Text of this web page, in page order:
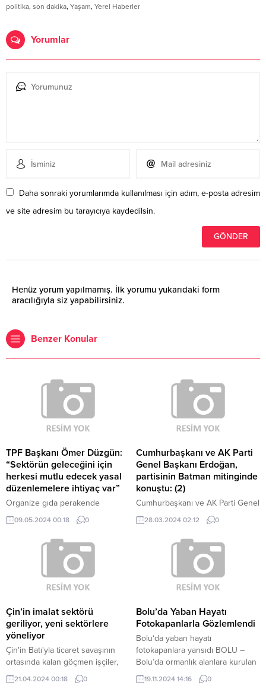
politika, son dakika, Yaşam, Yerel Haberler
Yorumlar
Daha sonraki yorumlarımda kullanılması için adım, e-posta adresim
ve site adresim bu tarayıcıya kaydedilsin.
Henüz yorum yapılmamış. İlk yorumu yukarıdaki form
aracılığıyla siz yapabilirsiniz.
Benzer Konular
TPF Başkanı Ömer Düzgün:
“Sektörün geleceğini için
herkesi mutlu edecek yasal
düzenlemelere ihtiyaç var”
Organize gıda perakende
sektörünün öncü organizasyonu
Yerel Zincirler Buluşuyor, bu kez
kapılarını Ankara'da açtı.
09.05.2024 00:18 0
Cumhurbaşkanı ve AK Parti
Genel Başkanı Erdoğan,
partisinin Batman mitinginde
konuştu: (2)
Cumhurbaşkanı ve AK Parti Genel
Başkanı Recep Tayyip Erdoğan,
ekonomide yetkin isimlerden
oluşan güçlü bir kadro
kurduklarını belirterek, "Batman'ın
bir evladı olan Hazine ve Maliye
Bakanımız Mehmet Şimşek'e bu
konuda tam itimadım var.
28.03.2024 02:12 0
Çin’in imalat sektörü
geriliyor, yeni sektörlere
yöneliyor
Çin'in Batı'yla ticaret savaşının
ortasında kalan göçmen işçiler,
büyük bir zorluk yaşarken, Çin
ekonomisini yüksek teknolojiyle
21.04.2024 00:18 0
Bolu’da Yaban Hayatı
Fotokapanlarla Gözlemlendi
Bolu‘da yaban hayatı
fotokapanlara yansıdı BOLU –
Bolu’da ormanlık alanlara kurulan
fotokapanlarla yabani hayvanlar
görüntülendi. Bolu’nun
19.11.2024 14:16 0